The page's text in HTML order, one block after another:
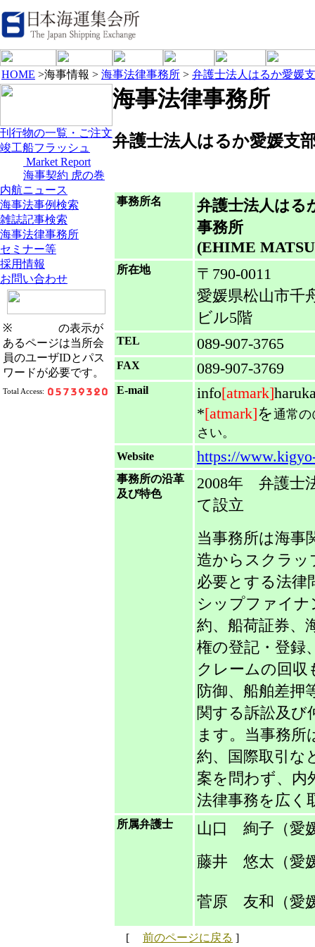
HOME >海事情報 > 海事法律事務所 > 弁護士法人はるか愛媛
刊行物の一覧・ご注文
竣工船フラッシュ
Market Report
海事契約 虎の巻
内航ニュース
海事法事例検索
雑誌記事検索
海事法律事務所
セミナー等
採用情報
お問い合わせ
※
の表示が
あるページは当所会
員のユーザIDとパス
ワードが必要です。
Total Access:
海事法律事務所
弁護士法人はるか愛媛支
事務所名
弁護士法人は
事務所
(EHIME
所在地
〒790-0011
愛媛県松山市千
ビル5階
TEL 089-907-3765
FAX 089-907-3769
E-mail info[atmark]
*[atmark]を通常の
さい。
Website https://
事務所の沿革
及び特色
2008年 弁護士
て設立
当事務所は海事
造からスクラッ
必要とする法律
シップファイナ
約、船荷証券、
権の登記・登録
クレームの回
防御、船舶差押
関する訴訟及び
ます。当事務所
約、国際取引な
案を問わず、内
法律事務を広く
所属弁護士
山口 絢子（愛
藤井 悠太（愛
菅原 友和（愛
[ 前のページに戻る ]